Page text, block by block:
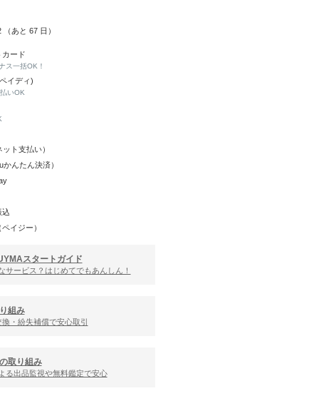
（あと 67 日）
カード
ス一括OK！
イディ)
いOK
ット支払い）
かんたん決済）
込
イジー）
スタートガイド
サービス？はじめてでもあんしん！
組み
・紛失補償で安心取引
取り組み
る出品監視や無料鑑定で安心